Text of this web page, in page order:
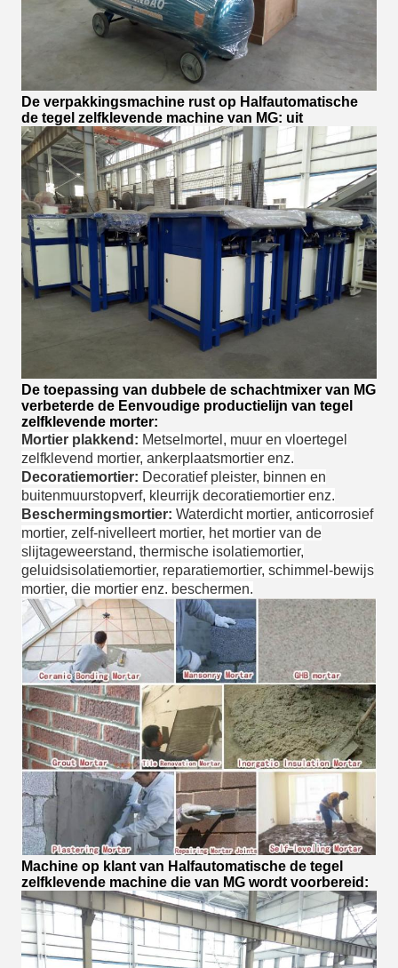
De verpakkingsmachine rust op Halfautomatische
de tegel zelfklevende machine van MG: uit
De toepassing van dubbele de schachtmixer van MG
verbeterde de Eenvoudige productielijn van tegel
zelfklevende morter:
Mortier plakkend: Metselmortel, muur en vloertegel
zelfklevend mortier, ankerplaatsmortier enz.
Decoratiemortier: Decoratief pleister, binnen en
buitenmuurstopverf, kleurrijk decoratiemortier enz.
Beschermingsmortier: Waterdicht mortier, anticorrosief
mortier, zelf-nivelleert mortier, het mortier van de
slijtageweerstand, thermische isolatiemortier,
geluidsisolatiemortier, reparatiemortier, schimmel-bewijs
mortier, die mortier enz. beschermen.
Machine op klant van Halfautomatische de tegel
zelfklevende machine die van MG wordt voorbereid: